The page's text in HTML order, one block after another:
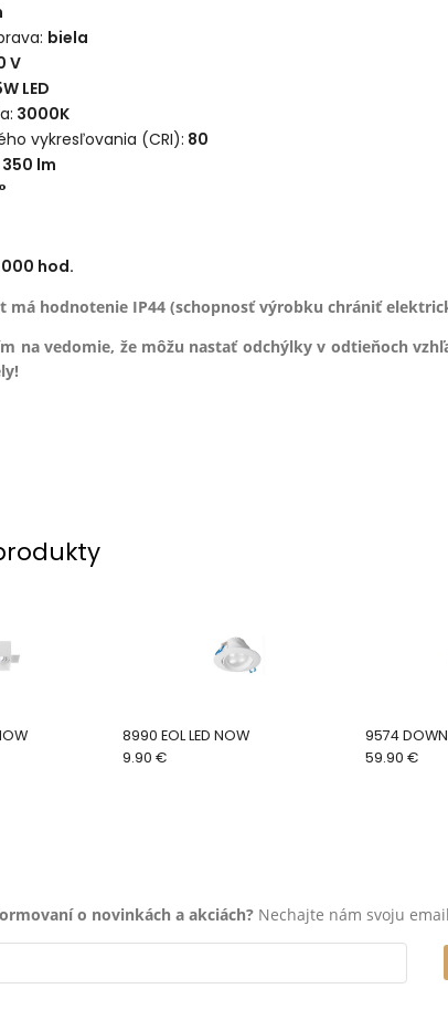
biela
V
LED
3000K
vykresľovania (CRI): 80
350 lm
hod.
má hodnotenie IP44 (schopnosť výrobku chrániť
na vedomie, že môžu nastať odchýlky v odtieňoch
8990 EOL LED NOW
9.90 €
9574
59.90 €
o novinkách a akciách? Nechajte nám svoju